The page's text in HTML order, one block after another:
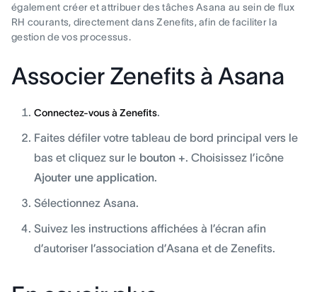
également créer et attribuer des tâches Asana au sein de flux
RH courants, directement dans Zenefits, afin de faciliter la
gestion de vos processus.
Associer Zenefits à Asana
Connectez-vous à Zenefits
Faites défiler votre tableau de bord principal vers le
bas et cliquez sur le bouton + . Choisissez l’icône
Ajouter une application
Sélectionnez Asana.
Suivez les instructions affichées à l’écran afin
d’autoriser l’association d’Asana et de Zenefits.